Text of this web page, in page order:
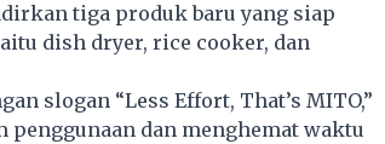
tiga produk baru yang siap
dish dryer, rice cooker, dan
slogan “Less Effort, That’s MITO,”
penggunaan dan menghemat waktu